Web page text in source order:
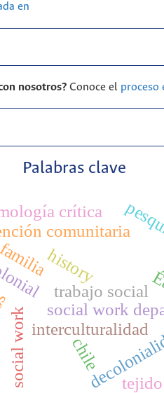
en
nosotros?Conoce el
Palabras clave
social work
history
social work
trabajo social
interculturalidad
chile
comunitaria
crítica